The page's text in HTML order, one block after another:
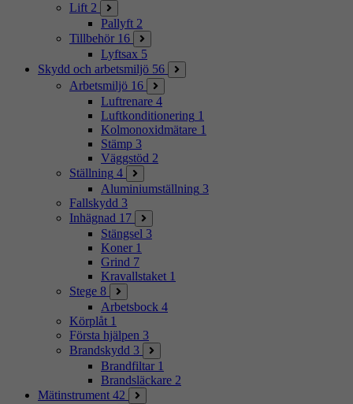
Lift 2
Pallyft 2
Tillbehör 16
Lyftsax 5
Skydd och arbetsmiljö 56
Arbetsmiljö 16
Luftrenare 4
Luftkonditionering 1
Kolmonoxidmätare 1
Stämp 3
Väggstöd 2
Ställning 4
Aluminiumställning 3
Fallskydd 3
Inhägnad 17
Stängsel 3
Koner 1
Grind 7
Kravallstaket 1
Stege 8
Arbetsbock 4
Körplåt 1
Första hjälpen 3
Brandskydd 3
Brandfiltar 1
Brandsläckare 2
Mätinstrument 42